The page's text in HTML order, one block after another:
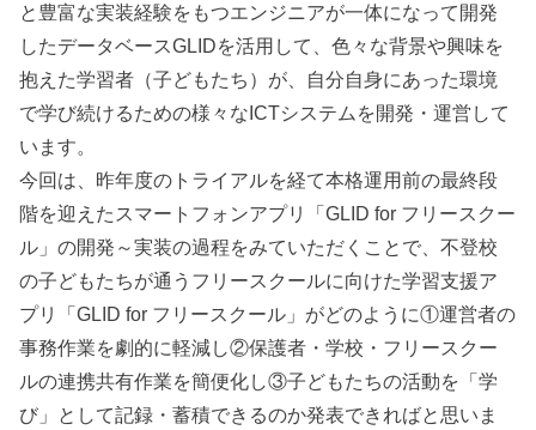
と豊富な実装経験をもつエンジニアが一体になって開発
したデータベースGLIDを活用して、色々な背景や興味を
抱えた学習者（子どもたち）が、自分自身にあった環境
で学び続けるための様々なICTシステムを開発・運営して
います。
今回は、昨年度のトライアルを経て本格運用前の最終段
階を迎えたスマートフォンアプリ「GLID for フリースクー
ル」の開発～実装の過程をみていただくことで、不登校
の子どもたちが通うフリースクールに向けた学習支援ア
プリ「GLID for フリースクール」がどのように①運営者の
事務作業を劇的に軽減し②保護者・学校・フリースクー
ルの連携共有作業を簡便化し③子どもたちの活動を「学
び」として記録・蓄積できるのか発表できればと思いま